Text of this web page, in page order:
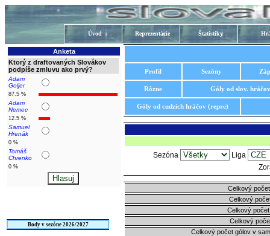
Úvod Reprezentácie Štatistiky
Anketa
Ktorý z draftovaných Slovákov
podpíše zmluvu ako prvý?
Adam
Goljer
87.5 %
Adam
Nemec
12.5 %
Samuel
Hrenák
0 %
Tomáš
Chrenko
0 %
Body v sezóne 2026/2027
Profil Sezóny
Rôzne Góly od slov. hráčov
Góly od cudzích hráčov (repre)
Sezóna
Liga
Celkový
Celkový
Celkový
Celkový
Celkový počet gólov v